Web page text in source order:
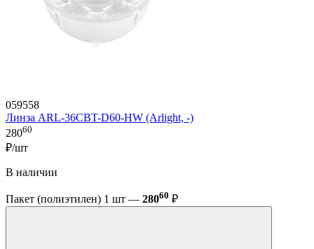
059558
Линза ARL-36CBT-D60-HW (Arlight, -)
28060
₽/шт
В наличии
Пакет (полиэтилен) 1 шт — 28060 ₽